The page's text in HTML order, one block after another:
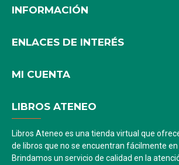
INFORMACIÓN
ENLACES DE INTERÉS
MI CUENTA
LIBROS ATENEO
Libros Ateneo es una tienda virtual que
de libros que no se encuentran fácilmente en
Brindamos un servicio de calidad en la